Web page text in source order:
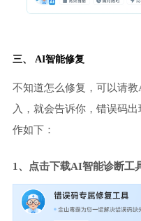
三、 AI智能修复
不知道怎么修复，可以请
入，就会告诉你，错误码
作如下：
1、点击下载AI智能诊断工